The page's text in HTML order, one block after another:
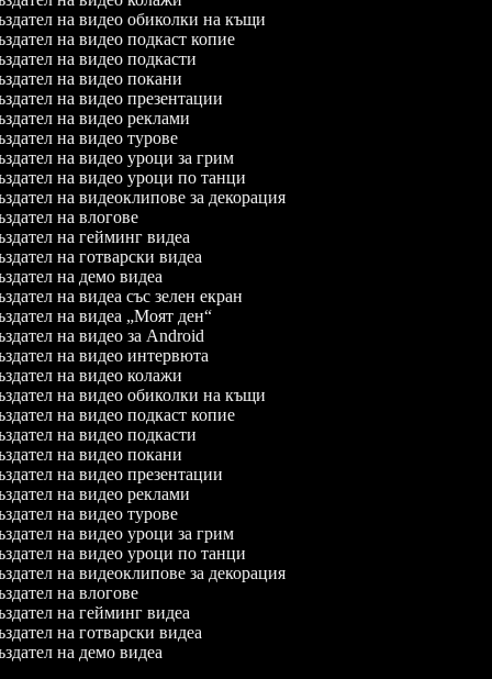
на видео обиколки на къщи
на видео подкаст копие
на видео подкасти
на видео покани
на видео презентации
на видео реклами
на видео турове
на видео уроци за грим
на видео уроци по танци
на видеоклипове за декорация
на влогове
на гейминг видеа
на готварски видеа
на демо видеа
на видеа със зелен екран
на видеа „Моят ден“
на видео за Android
на видео интервюта
на видео колажи
на видео обиколки на къщи
на видео подкаст копие
на видео подкасти
на видео покани
на видео презентации
на видео реклами
на видео турове
на видео уроци за грим
на видео уроци по танци
на видеоклипове за декорация
на влогове
на гейминг видеа
на готварски видеа
на демо видеа